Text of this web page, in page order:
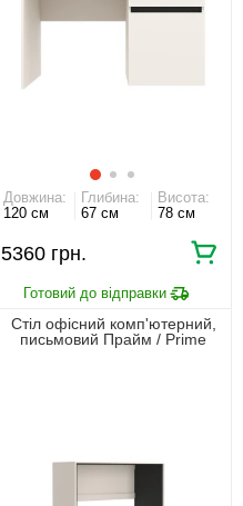
Довжина:
120 см
Глибина:
67 см
Висота:
78 см
5360
Стіл офісний комп'ютерний,
письмовий Прайм / Prime